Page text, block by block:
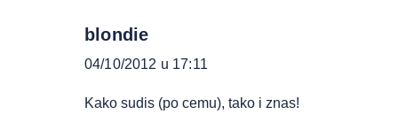
blondie
04/10/2012 u 17:11
Kako sudis (po cemu), tako i znas!